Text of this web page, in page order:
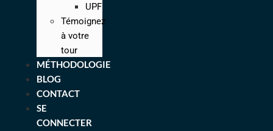
UPF
Témoignez
à votre
tour
MÉTHODOLOGIE
BLOG
CONTACT
SE
CONNECTER